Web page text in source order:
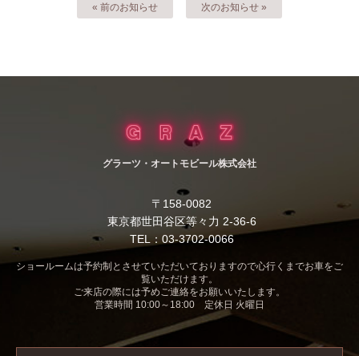
« 前のお知らせ 次のお知らせ »
グラーツ・オートモビール株式会社
〒158-0082
東京都世田谷区等々力 2-36-6
TEL：03-3702-0066
ショールームは予約制とさせていただいておりますので心行くまでお車をご
覧いただけます。
ご来店の際には予めご連絡をお願いいたします。
営業時間 10:00～18:00 定休日 火曜日